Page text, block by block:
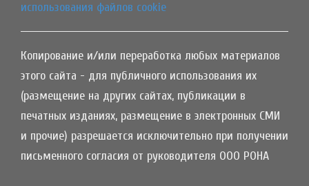
использования файлов cookie
Копирование и/или переработка любых материалов
этого сайта - для публичного использования их
(размещение на других сайтах, публикации в
печатных изданиях, размещение в электронных СМИ
и прочие) разрешается исключительно при получении
письменного согласия от руководителя ООО РОНА